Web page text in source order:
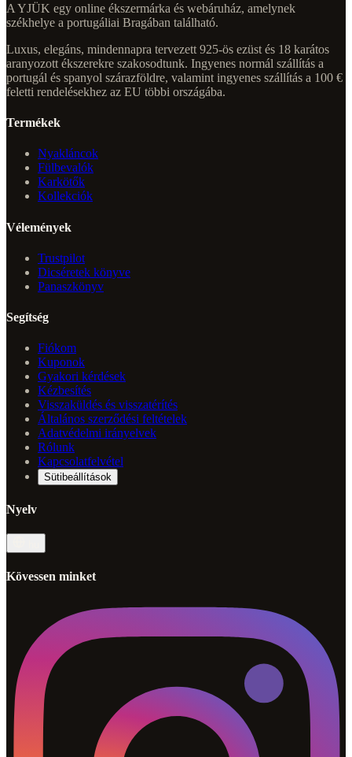
A YJÜK egy online ékszermárka és webáruház, amelynek
székhelye a portugáliai Bragában található.
Luxus, elegáns, mindennapra tervezett 925-ös ezüst és 18 karátos
aranyozott ékszerekre szakosodtunk. Ingyenes normál szállítás a
portugál és spanyol szárazföldre, valamint ingyenes szállítás a 100 €
feletti rendelésekhez az EU többi országába.
Termékek
Nyakláncok
Fülbevalók
Karkötők
Kollekciók
Vélemények
Trustpilot
Dicséretek könyve
Panaszkönyv
Segítség
Fiókom
Kuponok
Gyakori kérdések
Kézbesítés
Visszaküldés és visszatérítés
Általános szerződési feltételek
Adatvédelmi irányelvek
Rólunk
Kapcsolatfelvétel
Sütibeállítások
Nyelv
Kövessen minket